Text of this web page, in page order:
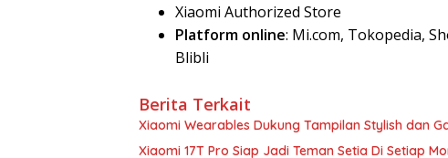
Xiaomi Authorized Store
Platform online: Mi.com, Tokopedia,
Blibli
Berita Terkait
Xiaomi Wearables Dukung Tampilan Stylish dan
Xiaomi 17T Pro Siap Jadi Teman Setia Di Setiap